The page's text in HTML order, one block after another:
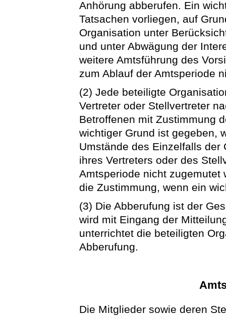
Anhörung abberufen. Ein
Tatsachen vorliegen, auf
Organisation unter
und unter Abwägung der
weitere Amtsführung des
zum Ablauf der Amtsperiode
(2) Jede beteiligte
Vertreter oder Stellvertreter
Betroffenen mit Zustimmung
wichtiger Grund ist gegeben,
Umstände des Einzelfalls der
ihres Vertreters oder des
Amtsperiode nicht zugemutet
die Zustimmung, wenn ein
(3) Die Abberufung ist der
wird mit Eingang der
unterrichtet die beteiligten
Abberufung.
Die Mitglieder sowie deren